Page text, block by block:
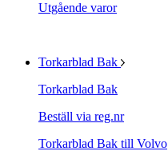
Utgående varor
Torkarblad Bak
Torkarblad Bak
Beställ via reg.nr
Torkarblad Bak till Volvo